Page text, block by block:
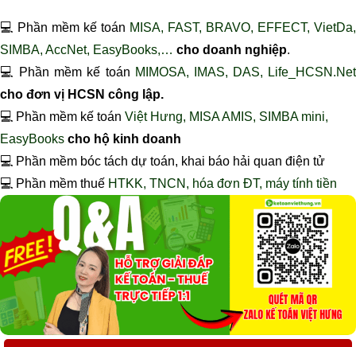
💻 Phần mềm kế toán MISA, FAST, BRAVO, EFFECT, VietDa,
SIMBA, AccNet, EasyBooks,… cho doanh nghiệp.
💻 Phần mềm kế toán MIMOSA, IMAS, DAS, Life_HCSN.Net
cho đơn vị HCSN công lập.
💻 Phần mềm kế toán Việt Hưng, MISA AMIS, SIMBA mini,
EasyBooks cho hộ kinh doanh
💻 Phần mềm bóc tách dự toán, khai báo hải quan điện tử
💻 Phần mềm thuế HTKK, TNCN, hóa đơn ĐT, máy tính tiền